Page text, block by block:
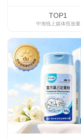
TOP1
中海线上媒体投放量